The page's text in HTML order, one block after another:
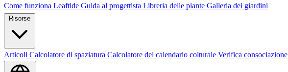
Come funziona Leaftide Guida al progettista Libreria delle piante Galleria dei giardini
Risorse
Articoli Calcolatore di spaziatura Calcolatore del calendario colturale Verifica consociazione